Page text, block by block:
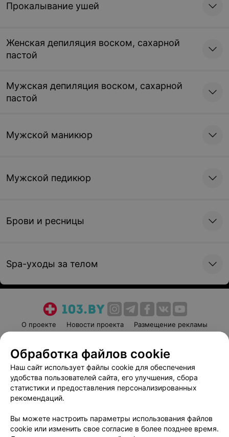
Прокалывание ушей
Женская депиляция воском, сахарной
пастой
Мужская депиляция воском, сахарной
пастой
Мужской маникюр
Мужской педикюр
Брови и ресницы
Spa-уходы за телом
О проекте Новости проекта
Размещение рекламы
Пользовательское соглашение
Способы оплаты
Вакансии
Партнеры
Написать руководителю 103.by
Обработка персональных данных
Обработка файлов cookie
Наш сайт использует файлы cookie для обеспечения
удобства пользователей сайта, его улучшения, сбора
статистики и предоставления персонализированных
рекомендаций.
Вы можете настроить параметры использования файлов
cookie или изменить свое согласие в более позднее время.